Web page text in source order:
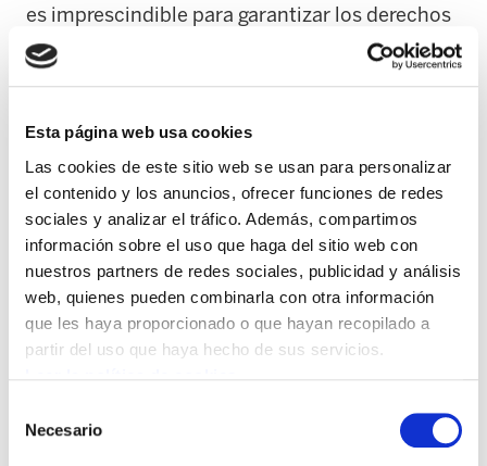
Esta página web usa cookies
Las cookies de este sitio web se usan para personalizar
el contenido y los anuncios, ofrecer funciones de redes
sociales y analizar el tráfico. Además, compartimos
información sobre el uso que haga del sitio web con
nuestros partners de redes sociales, publicidad y análisis
web, quienes pueden combinarla con otra información
que les haya proporcionado o que hayan recopilado a
partir del uso que haya hecho de sus servicios.
Necesario
es imprescindible para garantizar los derechos
de los trabajadores. En sus palabras, la jornada
ha servido para “reforzar la lucha, las huelgas y
justicia social y la soberanía de los pueblos
frente al imperialismo, las guerras y los
intereses económicos impulsados por el
capitalismo.
En relación alsalario mínimo, ha subrayado
que se trata de una cuestión política. En ese
sentido, ha explicado que existe margen para
con otras formaciones para lograr avances a